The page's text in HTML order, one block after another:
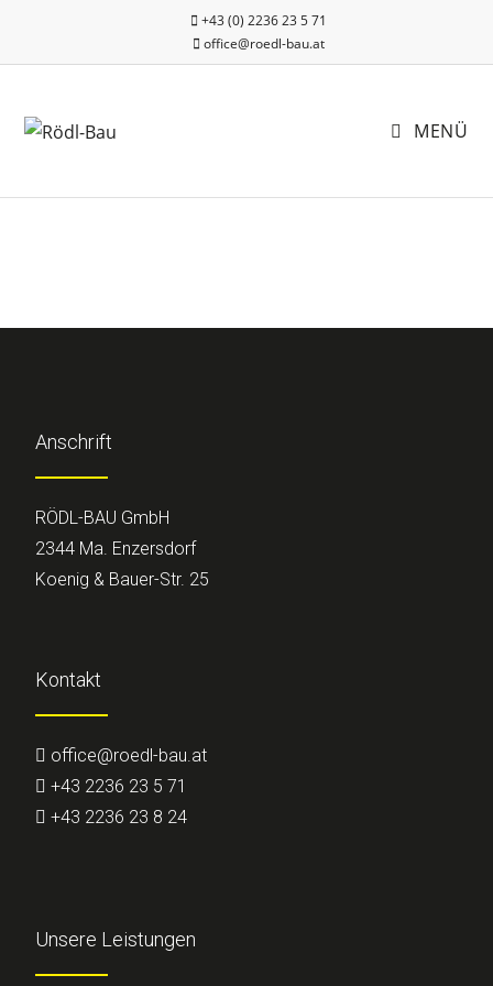
+43 (0) 2236 23 5 71
office@roedl-bau.at
MENÜ
Anschrift
RÖDL-BAU GmbH
2344 Ma. Enzersdorf
Koenig & Bauer-Str. 25
Kontakt
office@roedl-bau.at
+43 2236 23 5 71
+43 2236 23 8 24
Unsere Leistungen